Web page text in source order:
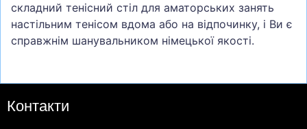
складний тенісний стіл для аматорських занять
настільним тенісом вдома або на відпочинку, і Ви є
справжнім шанувальником німецької якості.
Контакти